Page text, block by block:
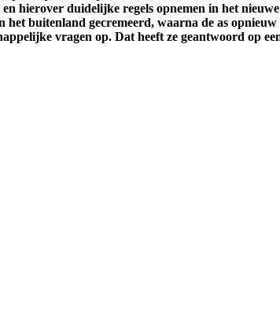
en hierover duidelijke regels opnemen in het
het buitenland gecremeerd, waarna de as
vragen op. Dat heeft ze geantwoord op